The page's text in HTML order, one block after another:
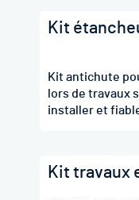
Kit
Kit antichute
lors de travaux
installer et
Kit travaux